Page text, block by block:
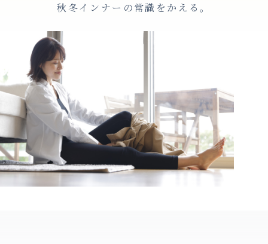
秋冬インナーの常識をかえる。